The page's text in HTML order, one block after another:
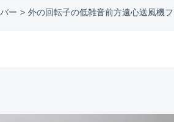
ー > 外の回転子の低雑音前方遠心送風機